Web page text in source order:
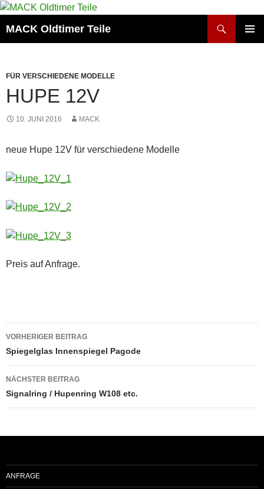
Zum
springen
MACK Oldtimer Teile
FÜR VERSCHIEDENE MODELLE
HUPE 12V
10. JUNI 2016 MACK
neue Hupe 12V für verschiedene Modelle
Preis auf Anfrage.
Beitragsnavigation
VORHERIGER BEITRAG
Spiegelglas Innenspiegel Pagode
NÄCHSTER BEITRAG
Signalring / Hupenring W108 etc.
ANFRAGE